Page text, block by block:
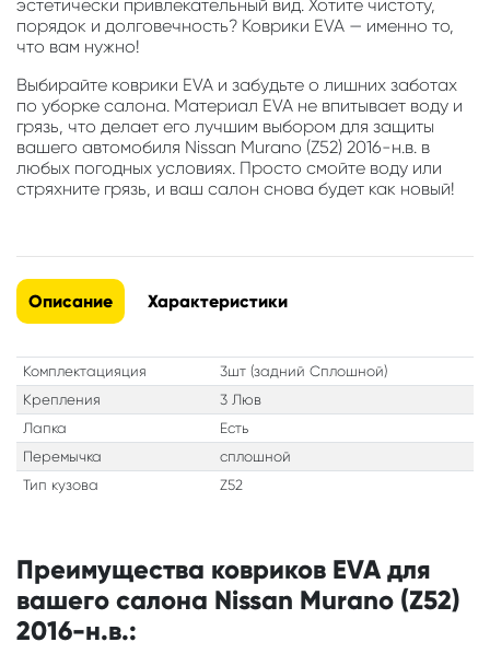
эстетически привлекательный вид. Хотите чистоту,
порядок и долговечность? Коврики EVA — именно то,
что вам нужно!
Выбирайте коврики EVA и забудьте о лишних заботах
по уборке салона. Материал EVA не впитывает воду и
грязь, что делает его лучшим выбором для защиты
вашего автомобиля Nissan Murano (Z52) 2016-н.в. в
любых погодных условиях. Просто смойте воду или
стряхните грязь, и ваш салон снова будет как новый!
Описание Характеристики
Комплектацияция
3шт (задний Сплошной)
Крепления
3 Люв
Лапка
Есть
Перемычка
сплошной
Тип кузова
Z52
Преимущества ковриков EVA для
вашего салона Nissan Murano (Z52)
2016-н.в.: